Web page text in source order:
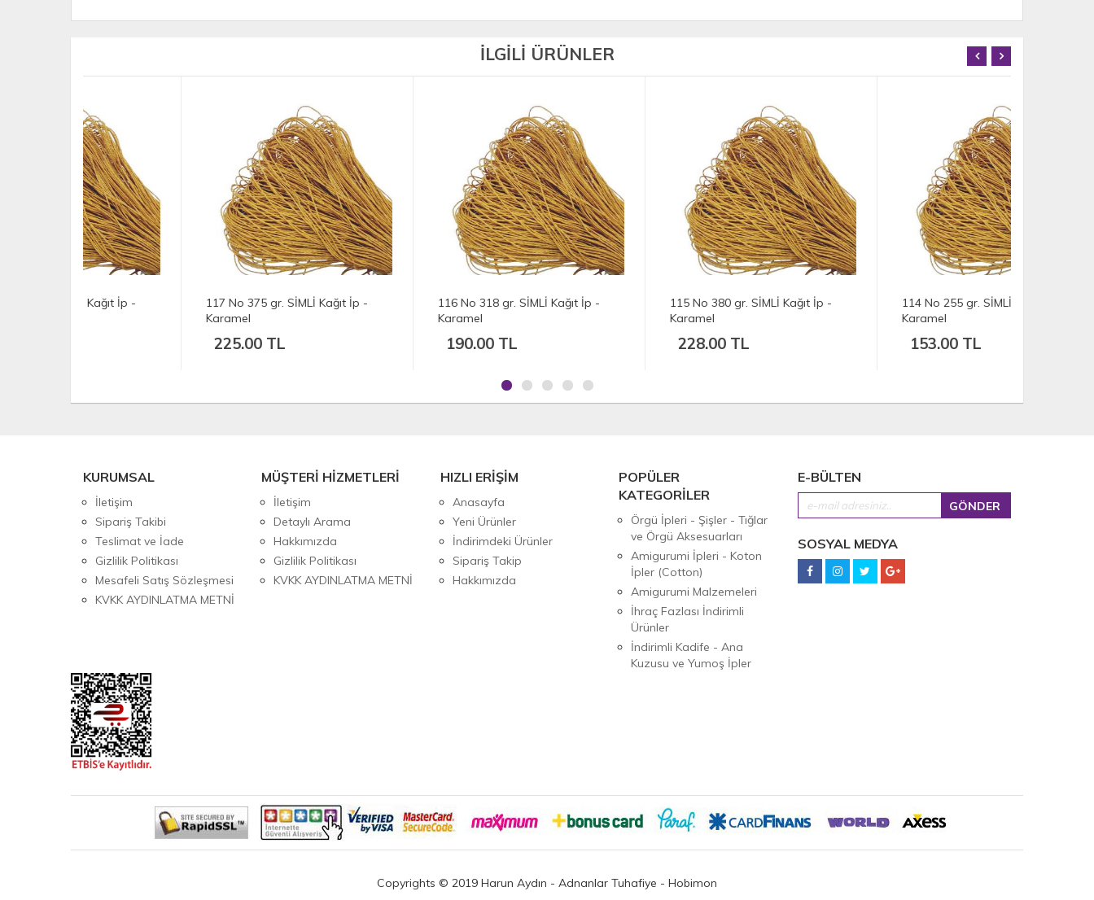
İLGİLİ ÜRÜNLER
117 No 375 gr. SİMLİ Kağıt İp -
116 No 318 gr. SİMLİ Kağıt İp -
115 No 380 gr. SİMLİ Kağıt İp -
114 No 255 gr. SİMLİ Kağıt İp -
KURUMSAL
İletişim
Sipariş Takibi
Teslimat ve İade
Gizlilik Politikası
Mesafeli Satış Sözleşmesi
KVKK AYDINLATMA METNİ
MÜŞTERİ HİZMETLERİ
İletişim
Detaylı Arama
Hakkımızda
Gizlilik Politikası
KVKK AYDINLATMA METNİ
HIZLI ERİŞİM
Anasayfa
Yeni Ürünler
İndirimdeki Ürünler
Sipariş Takip
Hakkımızda
POPÜLER
KATEGORİLER
Örgü İpleri - Şişler - Tığlar
ve Örgü Aksesuarları
Amigurumi İpleri - Koton
İpler (Cotton)
Amigurumi Malzemeleri
İhraç Fazlası İndirimli
Ürünler
İndirimli Kadife - Ana
Kuzusu ve Yumoş İpler
E-BÜLTEN
SOSYAL MEDYA
Copyrights © 2019 Harun Aydın - Adnanlar Tuhafiye - Hobimon